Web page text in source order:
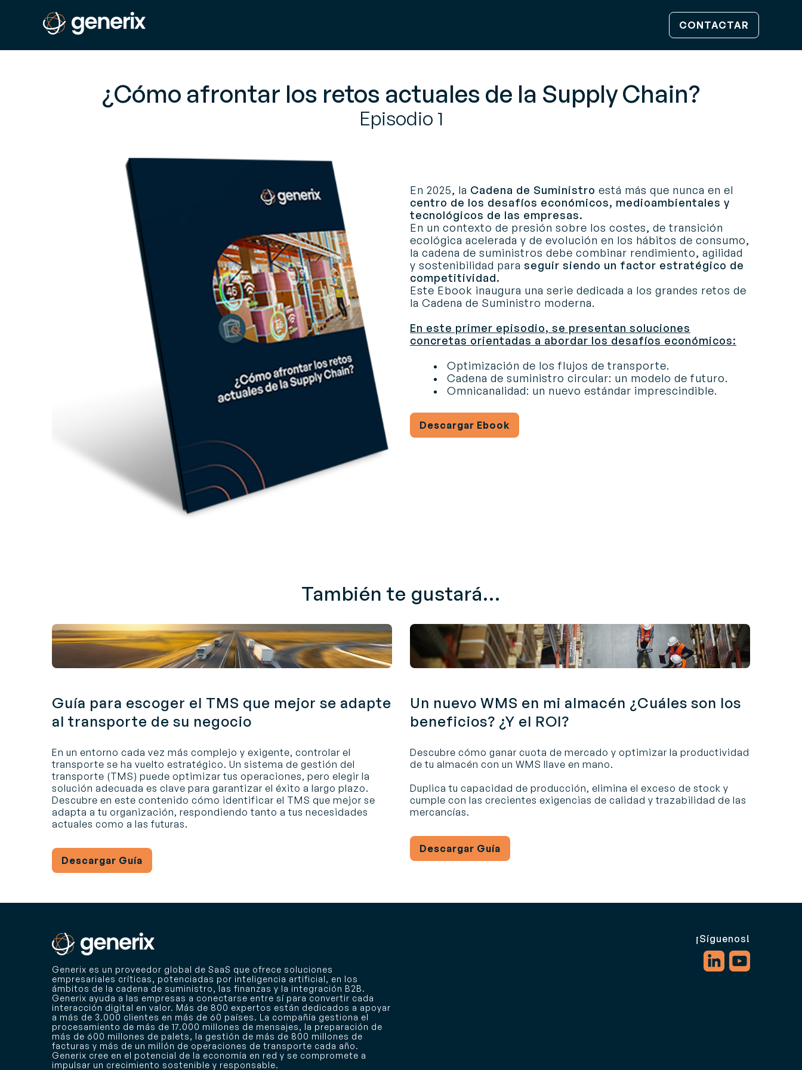
CONTACTAR
¿Cómo afrontar los retos actuales de la Supply Chain?
Episodio 1
En 2025, la Cadena de Suministro está más que nunca en el
centro de los desafíos económicos, medioambientales y
tecnológicos de las empresas.
En un contexto de presión sobre los costes, de transición
ecológica acelerada y de evolución en los hábitos de consumo,
la cadena de suministros debe combinar rendimiento, agilidad
y sostenibilidad para seguir siendo un factor estratégico de
competitividad.
Este Ebook inaugura una serie dedicada a los grandes retos de
la Cadena de Suministro moderna.
En este primer episodio, se presentan soluciones
concretas orientadas a abordar los desafíos económicos:
Optimización de los flujos de transporte.
Cadena de suministro circular: un modelo de futuro.
Omnicanalidad: un nuevo estándar imprescindible.
Descargar Ebook
También te gustará...
Guía para escoger el TMS que mejor se adapte
al transporte de su negocio
En un entorno cada vez más complejo y exigente, controlar el
transporte se ha vuelto estratégico. Un sistema de gestión del
transporte (TMS) puede optimizar tus operaciones, pero elegir la
solución adecuada es clave para garantizar el éxito a largo plazo.
Descubre en este contenido cómo identificar el TMS que mejor se
adapta a tu organización, respondiendo tanto a tus necesidades
actuales como a las futuras.
Descargar Guía
Un nuevo WMS en mi almacén ¿Cuáles son los
beneficios? ¿Y el ROI?
Descubre cómo ganar cuota de mercado y optimizar la productividad
de tu almacén con un WMS llave en mano.
Duplica tu capacidad de producción, elimina el exceso de stock y
cumple con las crecientes exigencias de calidad y trazabilidad de las
mercancías.
Descargar Guía
Generix es un proveedor global de SaaS que ofrece soluciones
empresariales críticas, potenciadas por inteligencia artificial, en los
ámbitos de la cadena de suministro, las finanzas y la integración B2B.
Generix ayuda a las empresas a conectarse entre sí para convertir cada
interacción digital en valor. Más de 800 expertos están dedicados a apoyar
a más de 3.000 clientes en más de 60 países. La compañía gestiona el
procesamiento de más de 17.000 millones de mensajes, la preparación de
más de 600 millones de palets, la gestión de más de 800 millones de
facturas y más de un millón de operaciones de transporte cada año.
Generix cree en el potencial de la economía en red y se compromete a
impulsar un crecimiento sostenible y responsable.
¡Síguenos!